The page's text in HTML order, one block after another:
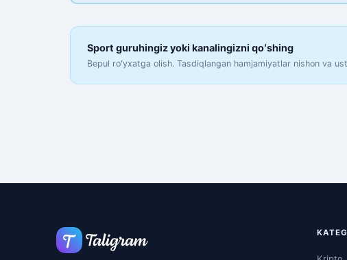
Sport guruhingiz yoki kanalingizni qoʻshing
Bepul roʻyxatga olish. Tasdiqlangan hamjamiyatlar nishon va